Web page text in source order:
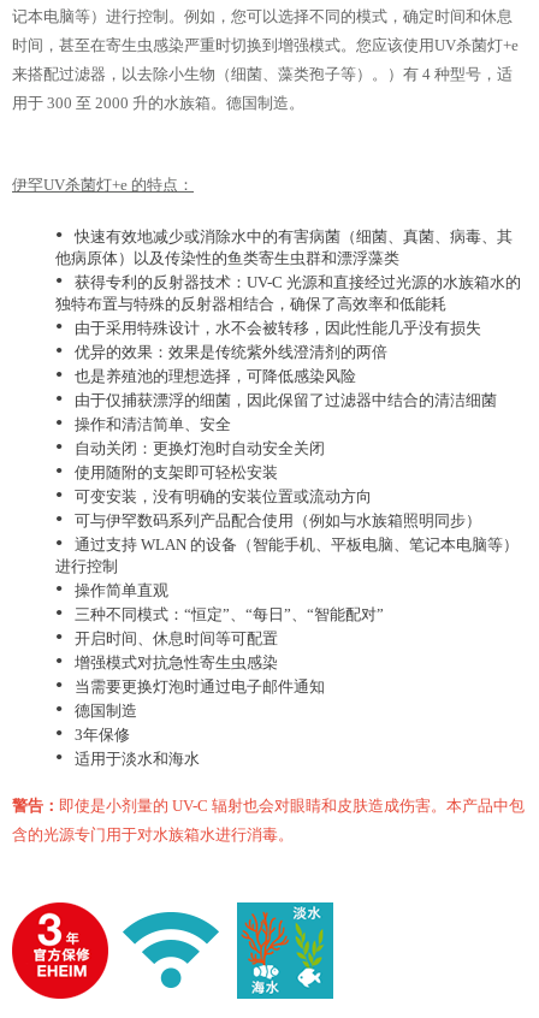
记本电脑等）进行控制。例如，您可以选择不同的模式，确定时间和休息
时间，甚至在寄生虫感染严重时切换到增强模式。您应该使用UV杀菌灯+e
来搭配过滤器，以去除小生物（细菌、藻类孢子等）。）有 4 种型号，适
用于 300 至 2000 升的水族箱。德国制造。
伊罕UV杀菌灯+e 的特点：
•快速有效地减少或消除水中的有害病菌（细菌、真菌、病毒、其
他病原体）以及传染性的鱼类寄生虫群和漂浮藻类
•
获得专利的反射器技术：UV-C 光源和直接经过光源的水族箱水的
独特布置与特殊的反射器相结合，确保了高效率和低能耗
• 由于采用特殊设计，水不会被转移，因此性能几乎没有损失
• 优异的效果：效果是传统紫外线澄清剂的两倍
• 也是养殖池的理想选择，可降低感染风险
• 由于仅捕获漂浮的细菌，因此保留了过滤器中结合的清洁细菌
• 操作和清洁简单、安全
• 自动关闭：更换灯泡时自动安全关闭
• 使用随附的支架即可轻松安装
• 可变安装，没有明确的安装位置或流动方向
• 可与伊罕数码系列产品配合使用（例如与水族箱照明同步）
•
通过支持 WLAN 的设备（智能手机、平板电脑、笔记本电脑等）
进行控制
• 操作简单直观
• 三种不同模式：“恒定”、“每日”、“智能配对”
• 开启时间、休息时间等可配置
• 增强模式对抗急性寄生虫感染
• 当需要更换灯泡时通过电子邮件通知
• 德国制造
• 3年保修
• 适用于淡水和海水
警告： 即使是小剂量的 UV-C 辐射也会对眼睛和皮肤造成伤害。本产品中包
含的光源专门用于对水族箱水进行消毒。